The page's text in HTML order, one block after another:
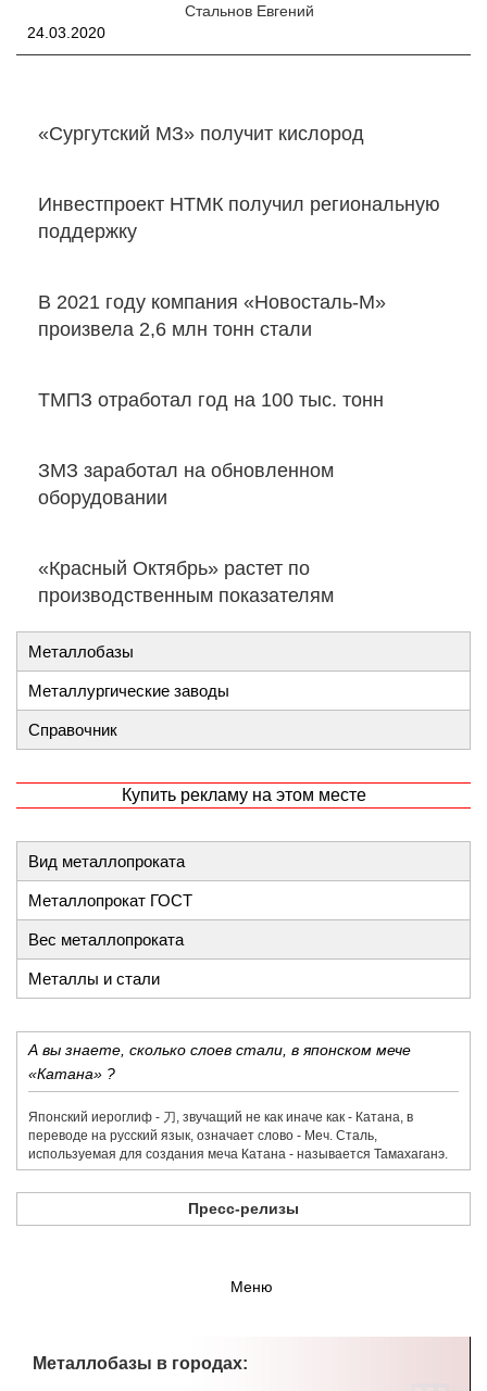
Стальнов Евгений
24.03.2020
«Сургутский МЗ» получит кислород
Инвестпроект НТМК получил региональную
поддержку
В 2021 году компания «Новосталь-М»
произвела 2,6 млн тонн стали
ТМПЗ отработал год на 100 тыс. тонн
ЗМЗ заработал на обновленном
оборудовании
«Красный Октябрь» растет по
производственным показателям
Металлобазы
Металлургические заводы
Справочник
Купить рекламу на этом месте
Вид металлопроката
Металлопрокат ГОСТ
Вес металлопроката
Металлы и стали
А вы знаете, сколько слоев стали, в японском мече
«Катана» ?
Японский иероглиф - 刀,​ звучащий не как иначе как - Катана, в
переводе на русский язык, означает слово - Меч. Сталь,
используемая для создания меча Катана - называется Тамахаганэ.
Пресс-релизы
Меню
Металлобазы в городах: